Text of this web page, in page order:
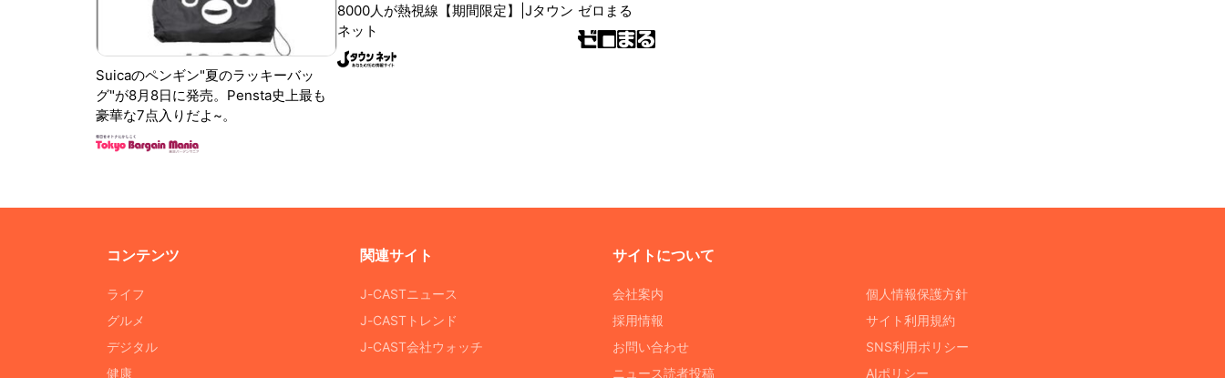
Suicaのペンギン"夏のラッキーバッ
グ"が8月8日に発売。Pensta史上最も
豪華な7点入りだよ~。
8000人が熱視線【期間限定】|Jタウン
ネット
ゼロまる
コンテンツ
ライフ
グルメ
デジタル
健康
関連サイト
J-CASTニュース
J-CASTトレンド
J-CAST会社ウォッチ
サイトについて
会社案内
採用情報
お問い合わせ
ニュース読者投稿
個人情報保護方針
サイト利用規約
SNS利用ポリシー
AIポリシー